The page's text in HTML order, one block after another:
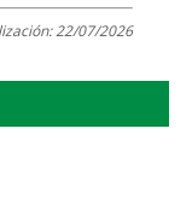
22/07/2026